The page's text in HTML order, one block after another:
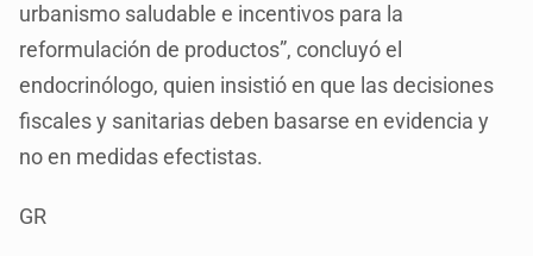
urbanismo saludable e incentivos para la
reformulación de productos”, concluyó el
endocrinólogo, quien insistió en que las decisiones
fiscales y sanitarias deben basarse en evidencia y
no en medidas efectistas.
GR